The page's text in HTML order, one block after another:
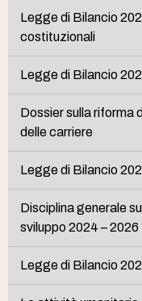
Legge di Bilancio
costituzionali
Legge di Bilancio
Dossier sulla riforma
delle carriere
Legge di Bilancio
Disciplina generale
sviluppo 2024 – 2026
Legge di Bilancio